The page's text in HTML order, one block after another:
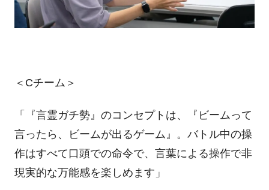
＜ Cチーム＞
「『言霊ガチ勢』のコンセプトは、『ビームって
言ったら、ビームが出るゲーム』。バトル中の操
作はすべて口頭での命令で、言葉による操作で非
現実的な万能感を楽しめます」